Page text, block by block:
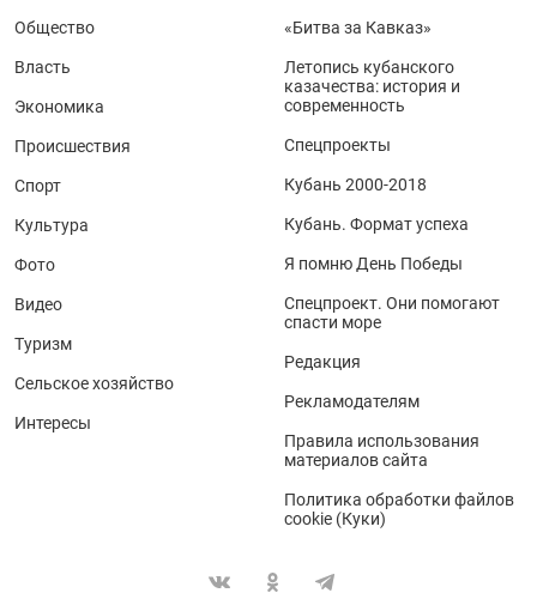
Общество
Власть
Экономика
Происшествия
Спорт
Культура
Фото
Видео
Туризм
Сельское хозяйство
Интересы
«Битва за Кавказ»
Летопись кубанского
казачества: история и
современность
Спецпроекты
Кубань 2000-2018
Кубань. Формат успеха
Я помню День Победы
Спецпроект. Они помогают
спасти море
Редакция
Рекламодателям
Правила использования
материалов сайта
Политика обработки файлов
cookie (Куки)